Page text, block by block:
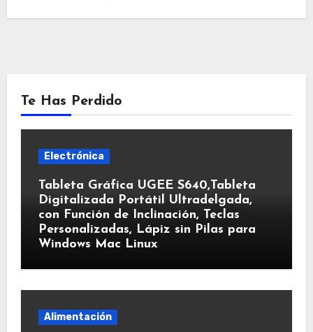
Te Has Perdido
Electrónica
Tableta Gráfica UGEE S640,Tableta
Digitalizada Portátil Ultradelgada,
con Función de Inclinación, Teclas
Personalizadas, Lápiz sin Pilas para
Windows Mac Linux
Alimentación